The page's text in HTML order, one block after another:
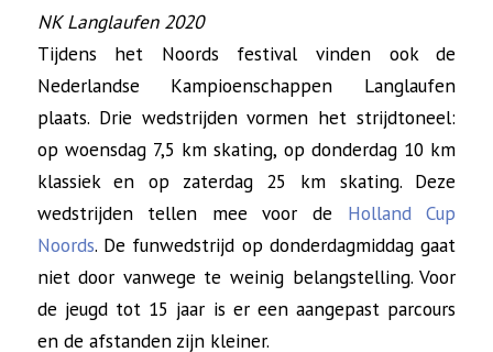
NK Langlaufen 2020
Tijdens het Noords festival vinden ook de
Nederlandse Kampioenschappen Langlaufen
plaats. Drie wedstrijden vormen het strijdtoneel:
op woensdag 7,5 km skating, op donderdag 10 km
klassiek en op zaterdag 25 km skating. Deze
wedstrijden tellen mee voor de Holland Cup
Noords. De funwedstrijd op donderdagmiddag gaat
niet door vanwege te weinig belangstelling. Voor
de jeugd tot 15 jaar is er een aangepast parcours
en de afstanden zijn kleiner.